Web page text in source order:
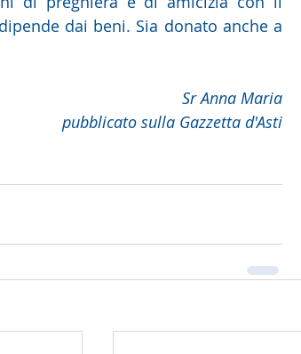
dai beni. Sia donato anche a
Sr Anna Maria
pubblicato sulla Gazzetta d'Asti